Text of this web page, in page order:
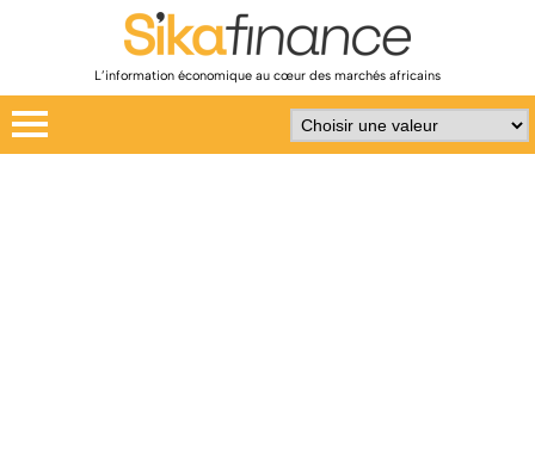
L’information économique au cœur des marchés africains